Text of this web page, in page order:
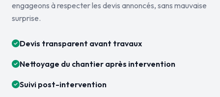
engageons à respecter les devis annoncés, sans mauvaise
surprise.
Devis transparent avant travaux
Nettoyage du chantier après intervention
Suivi post-intervention